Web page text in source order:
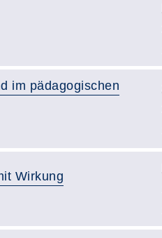
im pädagogischen
Wirkung